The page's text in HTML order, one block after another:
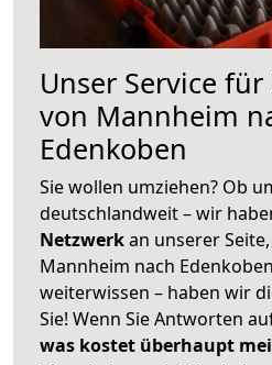
Unser Service
von Mannheim
Edenkoben
Sie wollen umziehen? Ob
deutschlandweit – wir
Netzwerkan unserer
Mannheim nach
weiterwissen – haben wir
Sie! Wenn Sie Antworten
was kostet überhaupt